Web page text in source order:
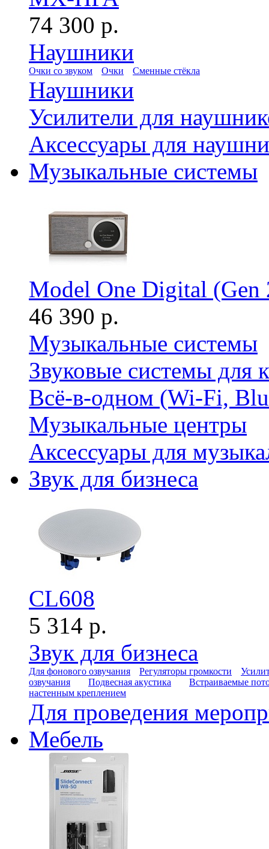
74 300 р.
Наушники
Очки со звуком Очки Сменные стёкла
Наушники
Усилители для
Аксессуары для
Музыкальные системы
Model One Digital (Gen
46 390 р.
Музыкальные системы
Звуковые системы для
Всё-в-одном (Wi-Fi,
Музыкальные центры
Аксессуары для
Звук для бизнеса
CL608
5 314 р.
Звук для бизнеса
Для фонового озвучания Регуляторы громкости
озвучания
Подвесная акустика
Встраиваемые
настенным креплением
Для проведения
Мебель